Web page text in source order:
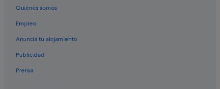
Metrópoli de Nîmes hoteles
Apartamentos en Nimes
Centro de la ciudad de Nimes hoteles
Nimes hoteles
Albergues en Nimes
Quiénes somos
Empleo
Anuncia tu alojamiento
Publicidad
Prensa